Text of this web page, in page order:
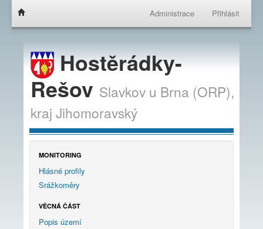
Administrace Přihlásit
Hostěrádky-
Rešov Slavkov u Brna (ORP),
kraj Jihomoravský
MONITORING
Hlásné profily
Srážkoměry
VĚCNÁ ČÁST
Popis území